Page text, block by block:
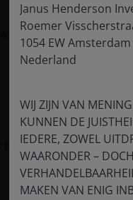
and losers’
picking can help
Janus Henderson
Roemer
1054 EW Amsterdam
Nederland
WIJ ZIJN VAN
KUNNEN DE
IEDERE, ZOWEL
WAARONDER –
MAKEN VAN ENIG